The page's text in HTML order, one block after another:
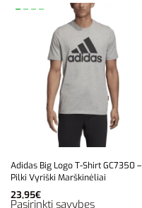
Adidas Big Logo T-Shirt GC7350 –
Pilki Vyriški Marškinėliai
23,95€
Pasirinkti savybes